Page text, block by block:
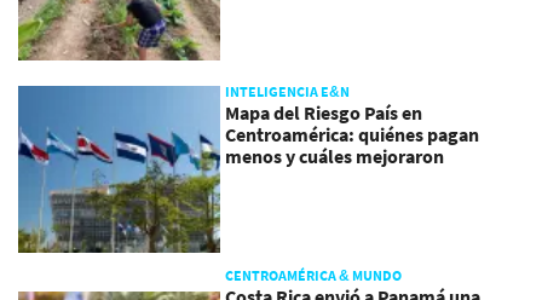
INTELIGENCIA E&N
Mapa del Riesgo País en
Centroamérica: quiénes pagan
menos y cuáles mejoraron
CENTROAMÉRICA & MUNDO